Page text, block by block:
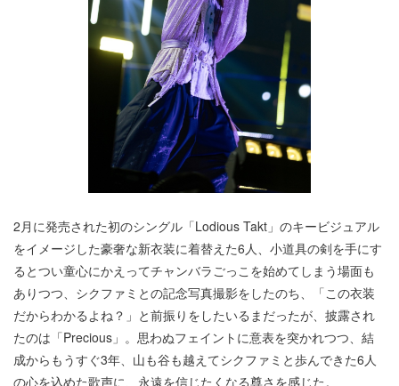
2月に発売された初のシングル「Lodious Takt」のキービジュアル
をイメージした豪奢な新衣装に着替えた6人、小道具の剣を手にす
るとつい童心にかえってチャンバラごっこを始めてしまう場面も
ありつつ、シクファミとの記念写真撮影をしたのち、「この衣装
だからわかるよね？」と前振りをしたいるまだったが、披露され
たのは「Precious」。思わぬフェイントに意表を突かれつつ、結
成からもうすぐ3年、山も谷も越えてシクファミと歩んできた6人
の心を込めた歌声に、永遠を信じたくなる尊さを感じた。